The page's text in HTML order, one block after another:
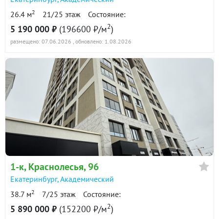
26.4 м2 21/25 этаж Состояние:
5 190 000 ₽ (196600 ₽/м2)
размещено: 07.06.2026 , обновлено: 1.08.2026
1-к, Краснолесья, 96
Екатеринбург,Академический
38.7 м2 7/25 этаж Состояние:
5 890 000 ₽ (152200 ₽/м2)